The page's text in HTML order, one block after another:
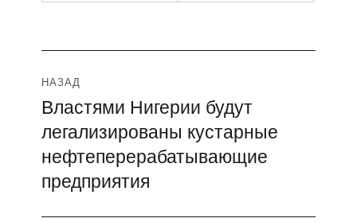
Навигация
по
записям
НАЗАД
Предыдущая
запись:
Властями Нигерии будут
легализированы кустарные
нефтеперерабатывающие
предприятия